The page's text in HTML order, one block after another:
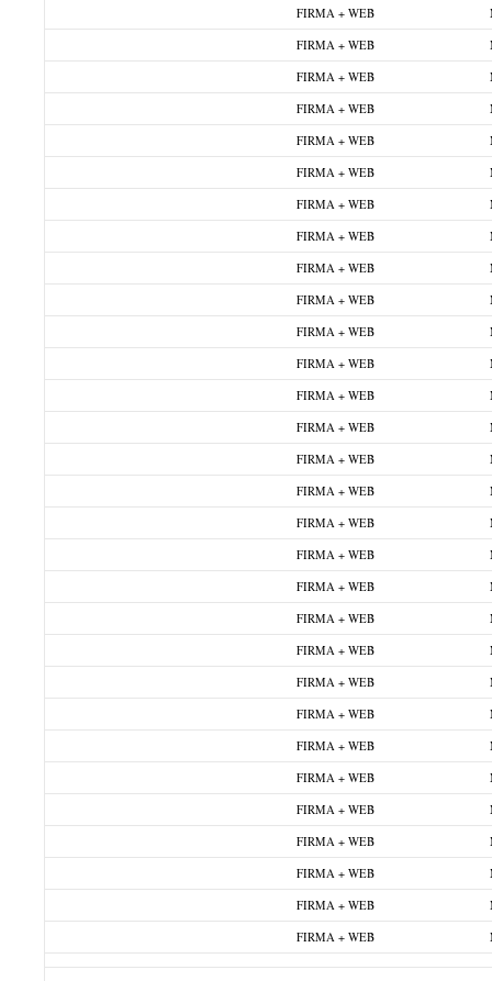
FIRMA + WEB
FIRMA + WEB
FIRMA + WEB
FIRMA + WEB
FIRMA + WEB
FIRMA + WEB
FIRMA + WEB
FIRMA + WEB
FIRMA + WEB
FIRMA + WEB
FIRMA + WEB
FIRMA + WEB
FIRMA + WEB
FIRMA + WEB
FIRMA + WEB
FIRMA + WEB
FIRMA + WEB
FIRMA + WEB
FIRMA + WEB
FIRMA + WEB
FIRMA + WEB
FIRMA + WEB
FIRMA + WEB
FIRMA + WEB
FIRMA + WEB
FIRMA + WEB
FIRMA + WEB
FIRMA + WEB
FIRMA + WEB
FIRMA + WEB